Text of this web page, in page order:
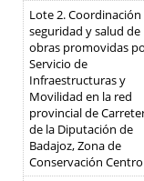
Lote 2. Coordinación
seguridad y salud de
obras promovidas
Servicio de
Infraestructuras y
Movilidad en la red
provincial de
de la Diputación de
Badajoz, Zona de
Conservación Centro